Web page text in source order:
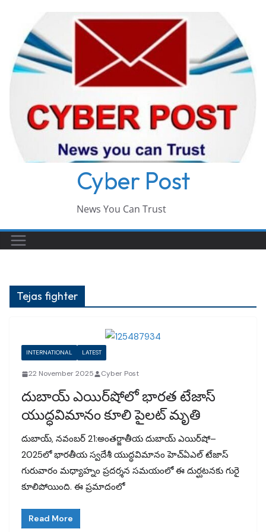
content
Cyber Post
News You Can Trust
Tejas fighter
INTERNATIONAL LATEST
22 November 2025 Cyber Post
దుబాయ్ ఎయిర్‌షోలో భారత టేజాస్
యుద్ధవిమానం కూలి పైలట్ మృతి
దుబాయ్, నవంబర్ 21:అంతర్జాతీయ దుబాయ్ ఎయిర్‌షో–
2025లో భారతీయ స్వదేశీ యుద్ధవిమానం హెచ్‌ఏఎల్ టేజాస్
గురువారం మధ్యాహ్నం ప్రదర్శన సమయంలో ఈ దుర్ఘటనకు గురై
కూలిపోయింది. ఈ ప్రమాదంలో
Read More